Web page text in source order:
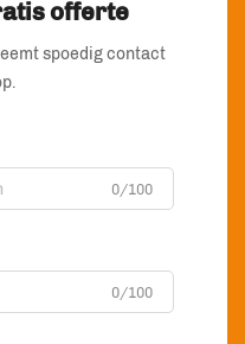
offerte
spoedig contact
0/100
0/100